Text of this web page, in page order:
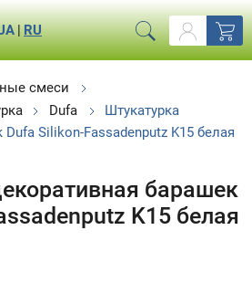
RU
|
смеси
Dufa
Штукатурка
Silikon-Fassadenputz K15 белая
барашек
K15 белая